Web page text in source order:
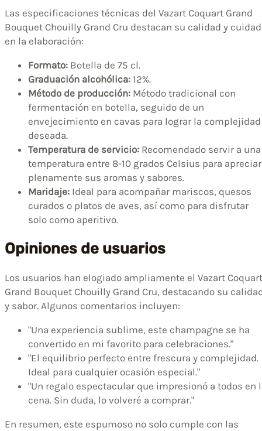
Las especificaciones técnicas del Vazart Coquart Grand
Bouquet Chouilly Grand Cru destacan su calidad y
en la elaboración:
Formato: Botella de 75 cl.
Graduación alcohólica: 12%.
Método de producción: Método tradicional con
fermentación en botella, seguido de un
envejecimiento en cavas para lograr la complejidad
deseada.
Temperatura de servicio: Recomendado servir a una
temperatura entre 8-10 grados Celsius para apreciar
plenamente sus aromas y sabores.
Maridaje: Ideal para acompañar mariscos, quesos
curados o platos de aves, así como para disfrutar
solo como aperitivo.
Opiniones de usuarios
Los usuarios han elogiado ampliamente el Vazart Coquart
Grand Bouquet Chouilly Grand Cru, destacando su
y sabor. Algunos comentarios incluyen:
"Una experiencia sublime, este champagne se ha
convertido en mi favorito para celebraciones."
"El equilibrio perfecto entre frescura y complejidad.
Ideal para cualquier ocasión especial."
"Un regalo espectacular que impresionó a todos en
cena. Sin duda, lo volveré a comprar."
En resumen, este espumoso no solo cumple con las